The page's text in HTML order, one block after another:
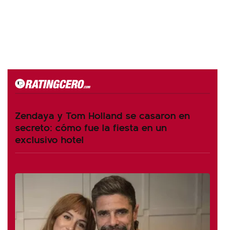
Zendaya y Tom Holland se casaron en
secreto: cómo fue la fiesta en un
exclusivo hotel